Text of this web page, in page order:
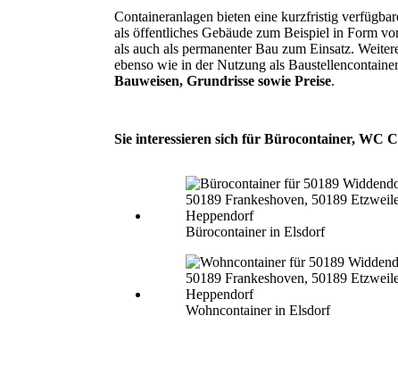
Containeranlagen bieten eine kurzfristig
als öffentliches Gebäude zum Beispiel in Form
als auch als permanenter Bau zum Einsatz.
ebenso wie in der Nutzung als
Bauweisen, Grundrisse sowie Preise.
Sie interessieren sich für Bürocontainer, WC
Bürocontainer in Elsdorf
Wohncontainer in Elsdorf